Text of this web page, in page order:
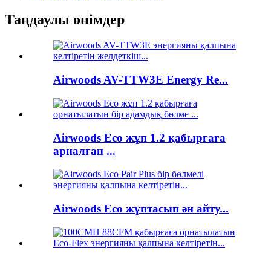
Таңдаулы өнімдер
Airwoods AV-TTW3E Energy Re...
Airwoods Eco жұп 1.2 қабырғаға
арналған ...
Airwoods Eco жұптасып ән айту...